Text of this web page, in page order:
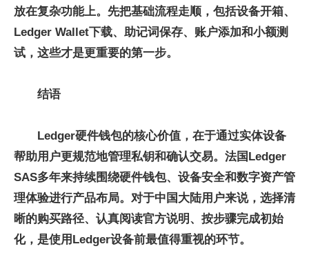
放在复杂功能上。先把基础流程走顺，包括设备开箱、
Ledger Wallet下载、助记词保存、账户添加和小额测
试，这些才是更重要的第一步。
结语
Ledger硬件钱包的核心价值，在于通过实体设备
帮助用户更规范地管理私钥和确认交易。法国Ledger
SAS多年来持续围绕硬件钱包、设备安全和数字资产管
理体验进行产品布局。对于中国大陆用户来说，选择清
晰的购买路径、认真阅读官方说明、按步骤完成初始
化，是使用Ledger设备前最值得重视的环节。